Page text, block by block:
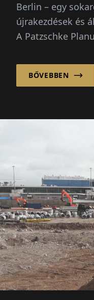
Berlin – egy
újrakezdések és
A Patzschke
nyugalm...
BŐVEBBEN